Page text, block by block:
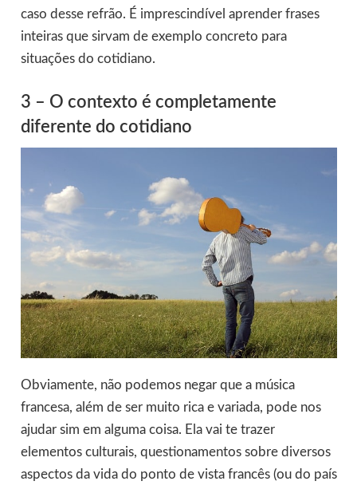
caso desse refrão. É imprescindível aprender frases
inteiras que sirvam de exemplo concreto para
situações do cotidiano.
3 – O contexto é completamente
diferente do cotidiano
Obviamente, não podemos negar que a música
francesa, além de ser muito rica e variada, pode nos
ajudar sim em alguma coisa. Ela vai te trazer
elementos culturais, questionamentos sobre diversos
aspectos da vida do ponto de vista francês (ou do país